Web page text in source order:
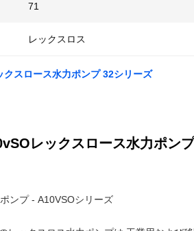
71
レックスロス
スロース水力ポンプ 32シリーズ
レックスロース水力ポンプ
ンプ - A10VSOシリーズ